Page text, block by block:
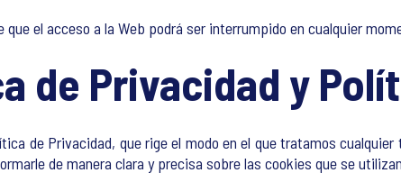
que el acceso a la Web podrá ser interrumpido en cualquier
de Privacidad y
de Privacidad, que rige el modo en el que tratamos
de manera clara y precisa sobre las cookies que se